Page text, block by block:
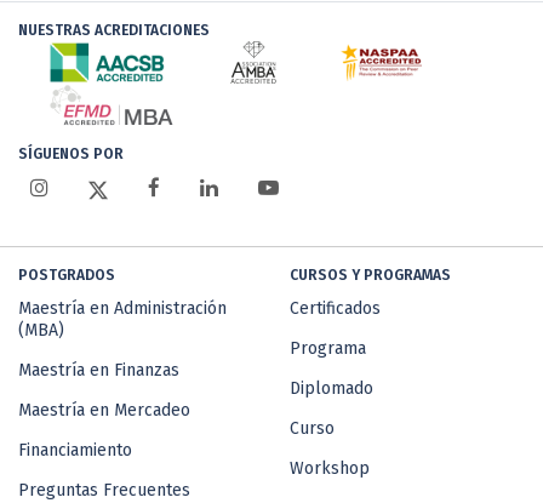
NUESTRAS ACREDITACIONES
SÍGUENOS POR
POSTGRADOS
Maestría en Administración
(MBA)
Maestría en Finanzas
Maestría en Mercadeo
Financiamiento
Preguntas Frecuentes
CURSOS Y PROGRAMAS
Certificados
Programa
Diplomado
Curso
Workshop